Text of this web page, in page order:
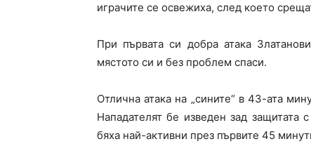
играчите се освежиха, след което
При първата си добра атака
мястото си и без проблем спаси.
Отлична атака на „сините“ в 43-ата
Нападателят бе изведен зад защитата
бяха най-активни през първите 45